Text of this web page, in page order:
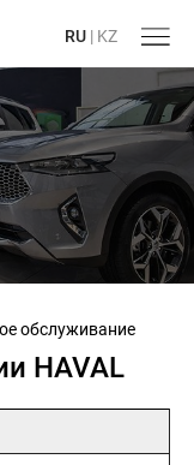
RU | KZ
обслуживание
HAVAL